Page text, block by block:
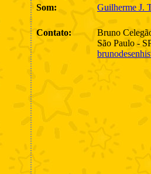
Som:
Guilherme J.
Contato:
Bruno
São Paulo -